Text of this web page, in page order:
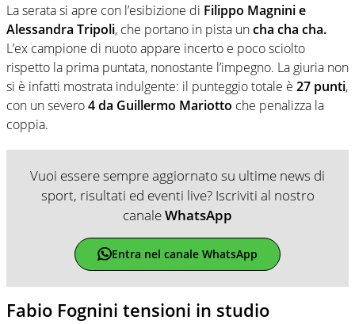
La serata si apre con l’esibizione di Filippo Magnini e
Alessandra Tripoli, che portano in pista uncha cha cha.
L’ex campione di nuoto appare incerto e poco sciolto
rispetto la prima puntata, nonostante l’impegno. La giuria non
si è infatti mostrata indulgente: il punteggio totale è 27 punti,
con un severo4 da Guillermo Mariotto che penalizza la
coppia.
Vuoi essere sempre aggiornato su ultime news di
sport, risultati ed eventi live? Iscriviti al nostro
canaleWhatsApp
Entra nel canale WhatsApp
Fabio Fognini tensioni in studio